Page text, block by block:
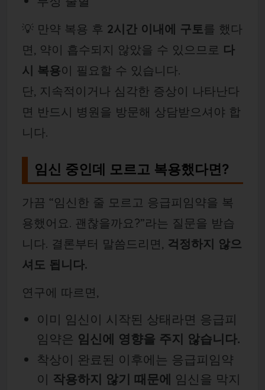
💡 만약 복용 후 2시간 이내에 구토 를 했다
면, 약이 흡수되지 않았을 수 있으므로 다
시 복용이 필요할 수 있습니다.
단, 지속적이거나 심각한 증상이 나타난다
면 반드시 병원을 방문해 상담받으셔야 합
니다.
임신 중인데 모르고 복용했다면?
가끔 “임신한 줄 모르고 응급피임약을 복
용했어요. 괜찮을까요?”라는 질문을 받습
니다. 결론부터 말씀드리면, 걱정하지 않으
셔도 됩니다.
연구에 따르면,
이미 임신이 시작된 상태라면 응급피
임약은 임신에 영향을 주지 않습니다.
착상이 완료된 이후에는 응급피임약
이 작용하지 않기 때문에 임신을 막지